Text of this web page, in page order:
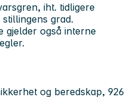
iht. tidligere
grad.
gjelder også interne
og beredskap, 926